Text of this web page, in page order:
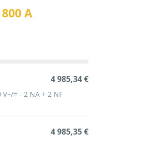
A
= - 2 NA + 2 NF
4 985,34 €
4 985,35 €